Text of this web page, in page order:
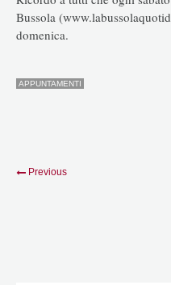
Bussola
domenica.
APPUNTAMENTI
Previous